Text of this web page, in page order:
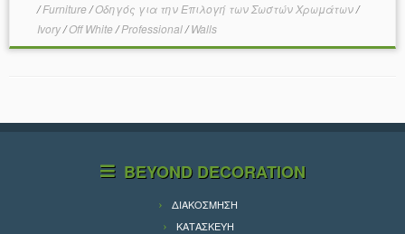
/Furniture/Οδηγός για την Επιλογή των Σωστών Χρωμάτων/
Ivory/Off White/Professional/Walls
BEYOND DECORATION
ΔΙΑΚΟΣΜΗΣΗ
ΚΑΤΑΣΚΕΥΗ